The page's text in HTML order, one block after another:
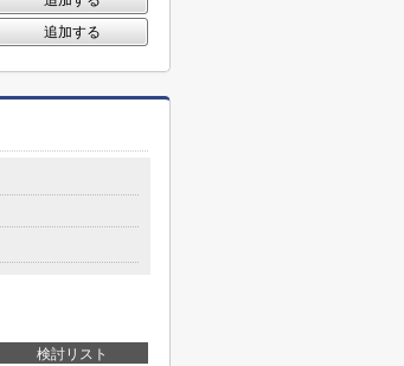
追加する
検討リスト